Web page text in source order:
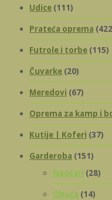
Udice (111)
Prateća oprema
Futrole i torbe (115)
Čuvarke (20)
Meredovi (67)
Oprema za kamp i
Kutije | Koferi (37)
Garderoba (151)
Naočari (28)
Obuća (14)